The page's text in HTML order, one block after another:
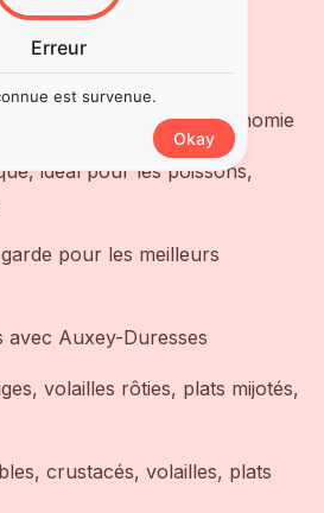
à 7 ans
vin d’apéritif ou de gastronomie
idéal pour les poissons,
pour les meilleurs
avec Auxey-Duresses
volailles rôties, plats mijotés,
crustacés, volailles, plats
Erreur
est survenue.
Okay